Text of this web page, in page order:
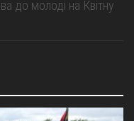
до молоді на Квітну